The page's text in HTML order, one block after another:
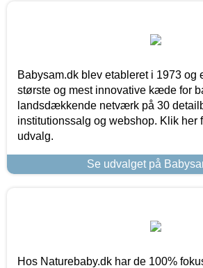
Babysam.dk blev etableret i 1973 og
største og mest innovative kæde for
landsdækkende netværk på 30
institutionssalg og webshop. Klik her
udvalg.
Se udvalget på
Hos Naturebaby.dk har de 100%